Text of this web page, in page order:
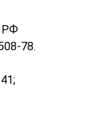
РФ
78.